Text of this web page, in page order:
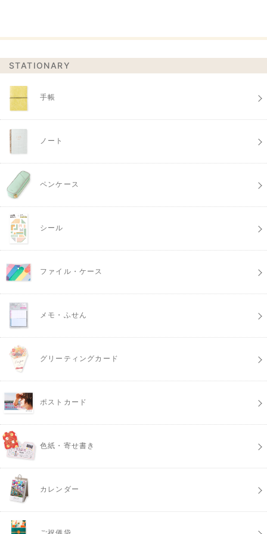
STATIONARY
手帳
ノート
ペンケース
シール
ファイル・ケース
メモ・ふせん
グリーティングカード
ポストカード
色紙・寄せ書き
カレンダー